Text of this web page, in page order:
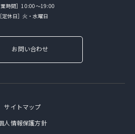
業時間］10:00～19:00
［定休日］火・水曜日
お問い合わせ
サイトマップ
人情報保護方針